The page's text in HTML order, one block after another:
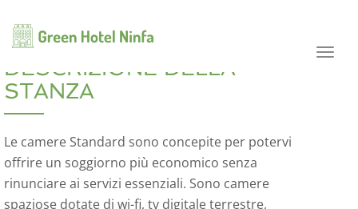
CAMERA STANDARD
DESCRIZIONE DELLA
STANZA
Le camere Standard sono concepite per potervi
offrire un soggiorno più economico senza
rinunciare ai servizi essenziali. Sono camere
spaziose dotate di wi-fi, tv digitale terrestre,